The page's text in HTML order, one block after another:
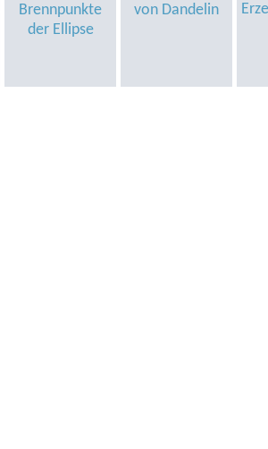
Brennpunkte
der Ellipse
von Dandelin